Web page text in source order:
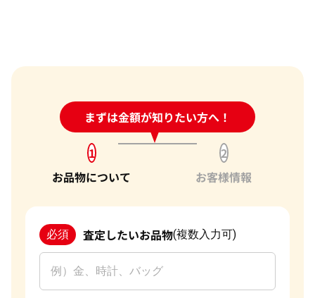
まずは金額が知りたい方へ！
24時間受付中!問い合わせフォーム
1
お品物について
2
お客様情報
必須 査定したいお品物(複数入力可)